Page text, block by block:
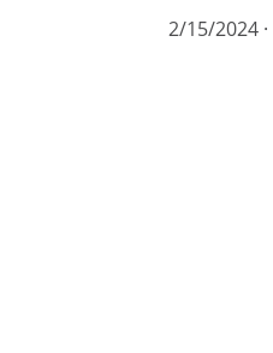
2/15/2024